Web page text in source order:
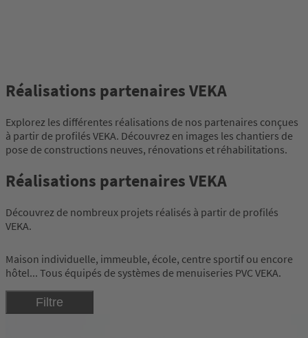
Réalisations partenaires VEKA
Explorez les différentes réalisations de nos partenaires conçues
à partir de profilés VEKA. Découvrez en images les chantiers de
pose de constructions neuves, rénovations et réhabilitations.
Réalisations partenaires VEKA
Découvrez de nombreux projets réalisés à partir de profilés
VEKA.
Maison individuelle, immeuble, école, centre sportif ou encore
hôtel... Tous équipés de systèmes de menuiseries PVC VEKA.
Filtre